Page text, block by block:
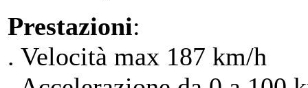
Prestazioni:
. Velocità max 187 km/h